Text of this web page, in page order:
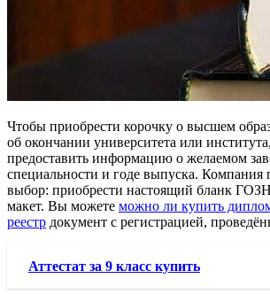
Чтобы приобрести корочку о высшем
об окончании университета или
предоставить информацию о желаемом
специальности и годе выпуска. Компания
выбор: приобрести настоящий бланк
макет. Вы можете можно ли купить
реестр документ с регистрацией,
Аттестат за 9 класс купить